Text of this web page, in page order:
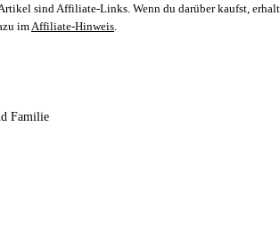
sind Affiliate-Links. Wenn du darüber kaufst,
im Affiliate-Hinweis
Familie